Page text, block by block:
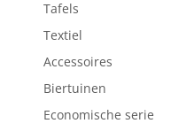
Tafels
Textiel
Accessoires
Biertuinen
Economische serie